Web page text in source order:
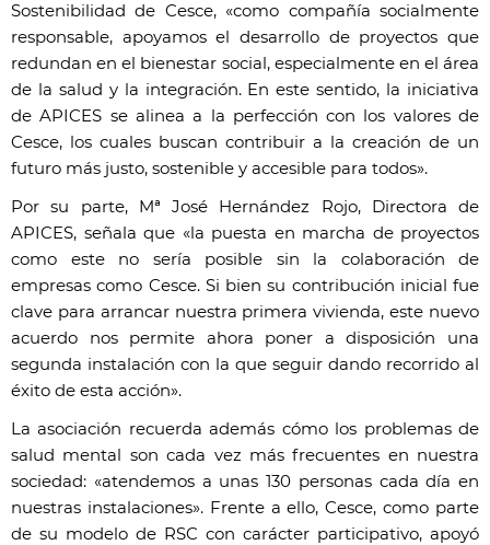
Sostenibilidad de Cesce, «como compañía socialmente
responsable, apoyamos el desarrollo de proyectos que
redundan en el bienestar social, especialmente en el área
de la salud y la integración. En este sentido, la iniciativa
de APICES se alinea a la perfección con los valores de
Cesce, los cuales buscan contribuir a la creación de un
futuro más justo, sostenible y accesible para todos».
Por su parte, Mª José Hernández Rojo, Directora de
APICES, señala que «la puesta en marcha de proyectos
como este no sería posible sin la colaboración de
empresas como Cesce. Si bien su contribución inicial fue
clave para arrancar nuestra primera vivienda, este nuevo
acuerdo nos permite ahora poner a disposición una
segunda instalación con la que seguir dando recorrido al
éxito de esta acción».
La asociación recuerda además cómo los problemas de
salud mental son cada vez más frecuentes en nuestra
sociedad: «atendemos a unas 130 personas cada día en
nuestras instalaciones». Frente a ello, Cesce, como parte
de su modelo de RSC con carácter participativo, apoyó